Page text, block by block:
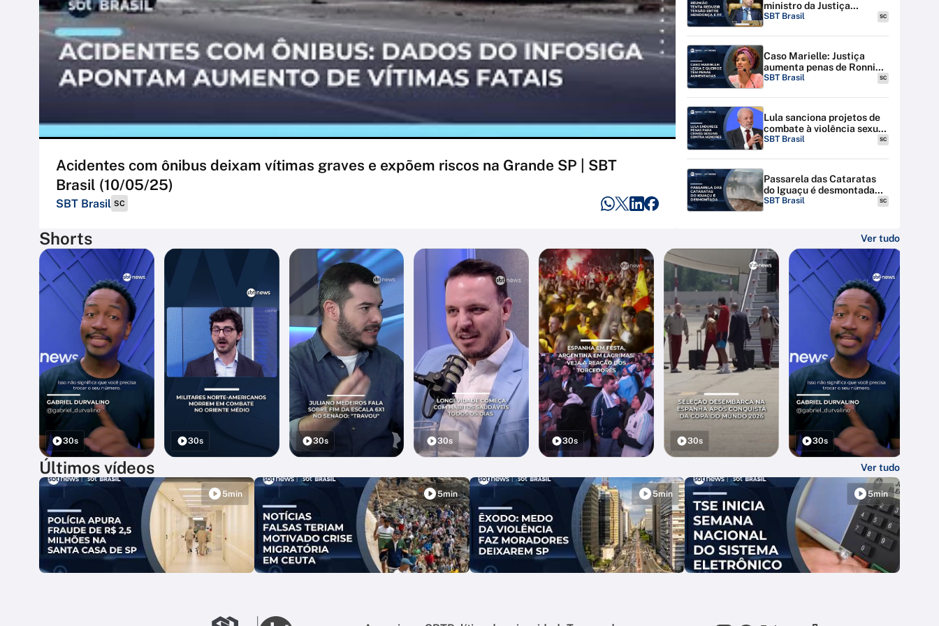
Acidentes com ônibus deixam vítimas graves e expõem riscos na Grande SP | SBT
Brasil (10/05/25)
SBT Brasil SC
ministro da Justiça
discutem tensão entre STF
SBT Brasil SC
Caso Marielle: Justiça
aumenta penas de Ronnie
Lessa e Élcio Queiroz
SBT Brasil SC
Lula sanciona projetos de
combate à violência sexual
contra menores na
SBT Brasil SC
Passarela das Cataratas
do Iguaçu é desmontada
por riscos de inundação
SBT Brasil SC
Shorts Ver tudo
30s 30s 30s 30s 30s 30s 30s
Últimos vídeos Ver tudo
5min 5min 5min 5min